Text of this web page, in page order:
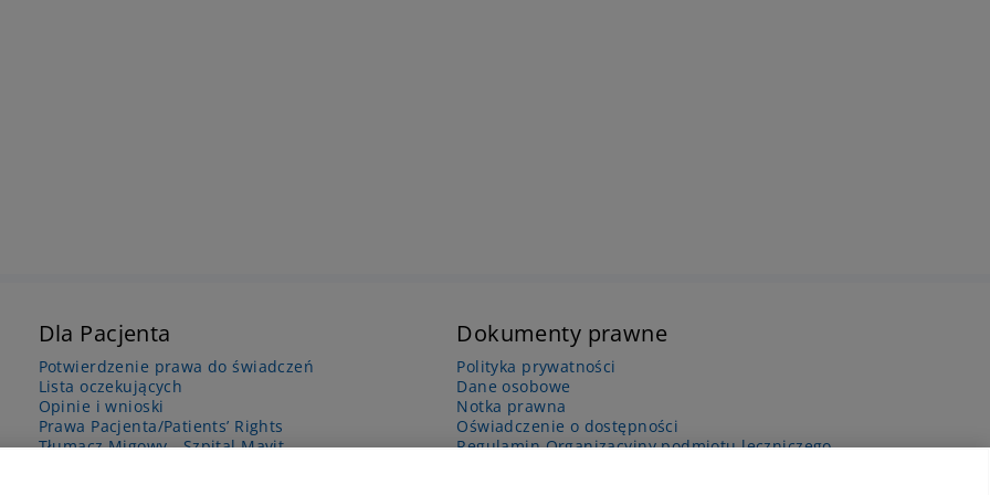
Dla Pacjenta
Potwierdzenie prawa do świadczeń
Lista oczekujących
Opinie i wnioski
Prawa Pacjenta/Patients’ Rights
Tłumacz Migowy - Szpital Mavit
Dokumenty prawne
Polityka prywatności
Dane osobowe
Notka prawna
Oświadczenie o dostępności
Regulamin Organizacyjny podmiotu leczniczego